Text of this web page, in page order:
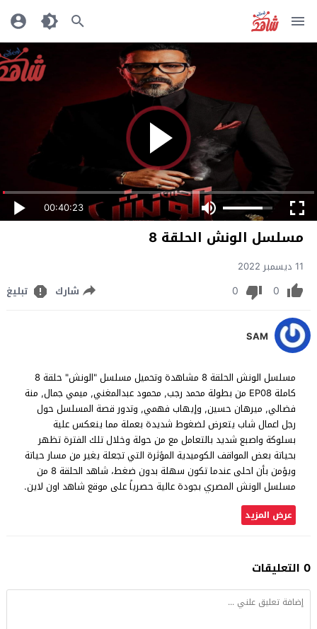
00:40:23
مسلسل الونش الحلقة 8
11 ديسمبر 2022
0
0 شارك تبليغ
SAM
مسلسل الونش الحلقة 8 مشاهدة وتحميل مسلسل "الونش" حلقة 8
كاملة EP08 من بطولة محمد رجب, محمود عبدالمغني, ميمي جمال, منة
فضالي, ميرهان حسين, وإيهاب فهمي, وتدور قصة المسلسل حول
رجل اعمال شاب يتعرض لضغوط شديدة بعملة مما ينعكس علية
بسلوكة واصبع شديد بالتعامل مع من حولة وخلال تلك الفترة تظهر
بحياتة بعض المواقف الكوميدية المؤثرة التي تجعلة يغير من مسار حياتة
ويؤمن بأن احلى عندما تكون سهلة بدون ضغط، شاهد الحلقة 8 من
مسلسل الونش المصري بجودة عالية حصرياً على موقع شاهد اون لاين.
عرض المزيد
0 التعليقات